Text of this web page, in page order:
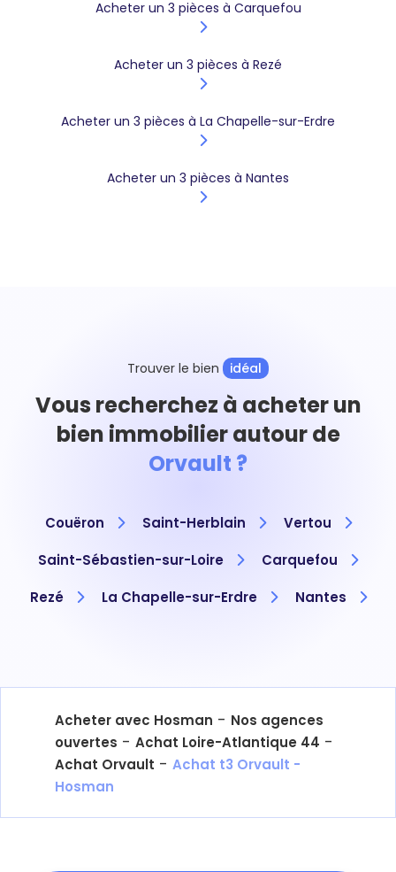
Acheter un 3 pièces à Carquefou
Acheter un 3 pièces à Rezé
Acheter un 3 pièces à La Chapelle-sur-Erdre
Acheter un 3 pièces à Nantes
Trouver le bien idéal
Vous recherchez à acheter un
bien immobilier autour de
Orvault ?
Couëron Saint-Herblain
Vertou
Saint-Sébastien-sur-Loire
Carquefou
Rezé
La Chapelle-sur-Erdre Nantes
Acheter avec Hosman - Nos agences
ouvertes - Achat Loire-Atlantique 44 -
Achat Orvault - Achat t3 Orvault -
Hosman